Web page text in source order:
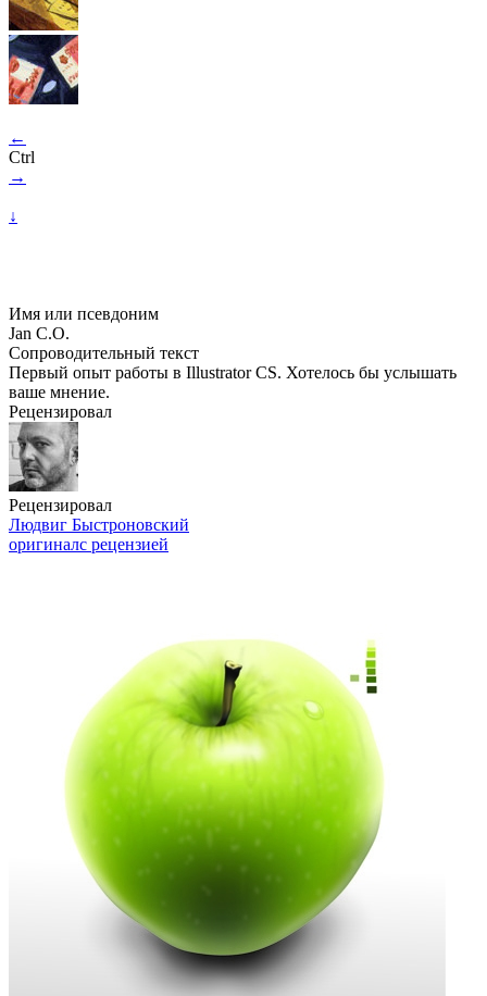
←
Ctrl
→
↓
Имя или псевдоним
Jan C.O.
Сопроводительный текст
Первый опыт работы в Illustrator CS. Хотелось бы услышать
ваше мнение.
Рецензировал
Рецензировал
Людвиг Быстроновский
оригиналс рецензией